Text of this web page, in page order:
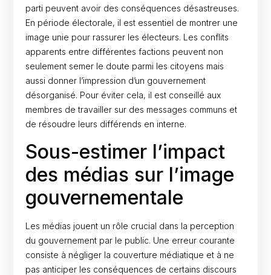
parti peuvent avoir des conséquences désastreuses.
En période électorale, il est essentiel de montrer une
image unie pour rassurer les électeurs. Les conflits
apparents entre différentes factions peuvent non
seulement semer le doute parmi les citoyens mais
aussi donner l’impression d’un gouvernement
désorganisé. Pour éviter cela, il est conseillé aux
membres de travailler sur des messages communs et
de résoudre leurs différends en interne.
Sous-estimer l’impact
des médias sur l’image
gouvernementale
Les médias jouent un rôle crucial dans la perception
du gouvernement par le public. Une erreur courante
consiste à négliger la couverture médiatique et à ne
pas anticiper les conséquences de certains discours